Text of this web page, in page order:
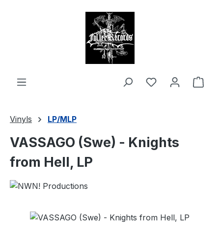
Vinyls LP/MLP
VASSAGO (Swe) - Knights
from Hell, LP
Bildergalerie überspringen